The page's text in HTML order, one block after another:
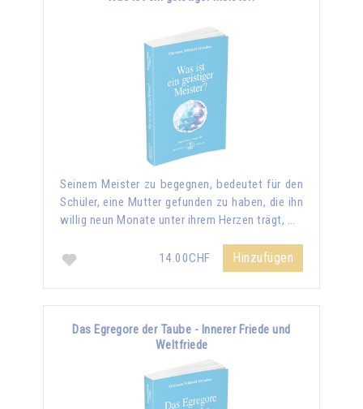
Seinem Meister zu begegnen, bedeutet für den
Schüler, eine Mutter gefunden zu haben, die ihn
willig neun Monate unter ihrem Herzen trägt, …
14.00CHF Hinzufügen
Das Egregore der Taube - Innerer Friede und
Weltfriede